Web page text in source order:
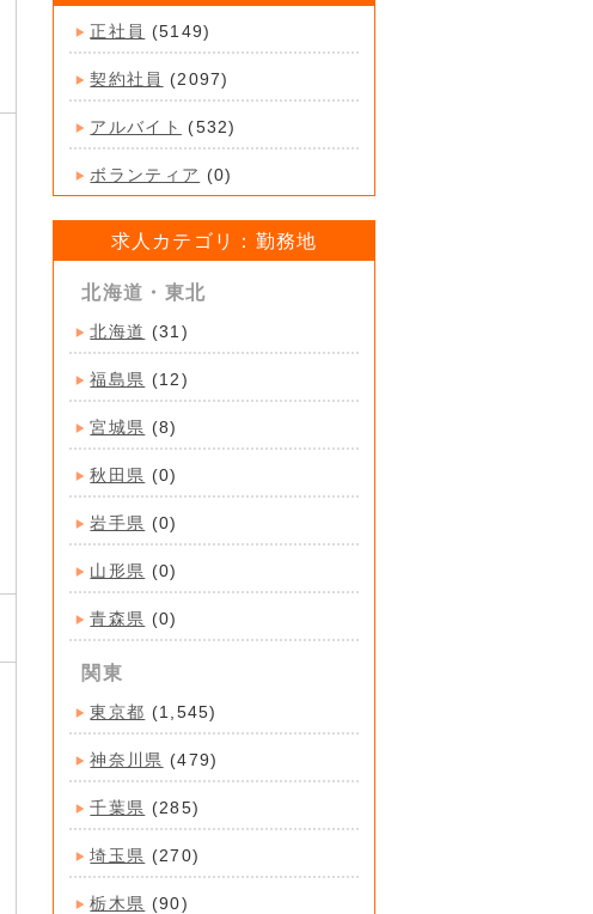
正社員 (5149)
契約社員 (2097)
アルバイト (532)
ボランティア (0)
求人カテゴリ：勤務地
北海道・東北
北海道 (31)
福島県 (12)
宮城県 (8)
秋田県 (0)
岩手県 (0)
山形県 (0)
青森県 (0)
関東
東京都 (1,545)
神奈川県 (479)
千葉県 (285)
埼玉県 (270)
栃木県 (90)